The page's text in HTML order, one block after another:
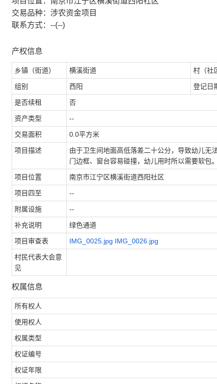
交易品种：涉农资金项目
联系方式：--(--)
产权信息
乡镇（街道） 横溪街道 村（社
组别 西阳 登记日
是否续租 否
资产类型 --
交易面积 0.0平方米
项目描述
由于卫生间地面高低落差二十公分，导致幼儿无
门边框、窗台容易碰撞，幼儿用时所以需要软包
项目位置 南京市江宁区横溪街道西阳社区
项目四至 --
附属设施 --
补充说明 绿色通道
项目审查表 IMG_0025.jpg IMG_0026.jpg
村民代表大会意
见
权属信息
所有权人
使用权人
权属类型
权证编号
权证年限